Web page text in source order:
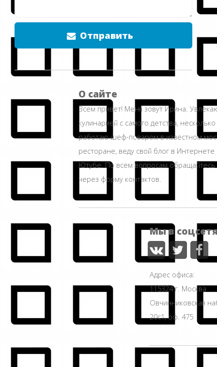
Отправить
О сайте
Всем привет! Меня зовут Ирина.
кулинарией с самого детства,
работаю шеф-поваром в известном
ресторане, веду свой блог в Интернете
Ютубе. По всем вопросам
через форму контактов.
Мы в
Адрес офиса:
115324 г. Москва
Овчинниковская
20с1, оф. 475